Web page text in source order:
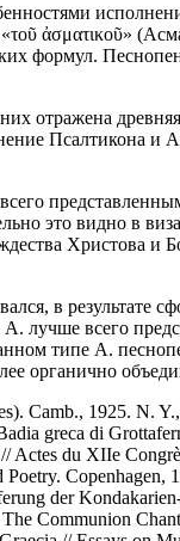
ἀσματικοῦ»
формул.
отражена
Псалтикона и
это видно в
Христова и
в результате
лучше всего
типе А.
органично
Camb., 1925. N.
greca di
du XIIe
Copenhagen,
der
The Communion